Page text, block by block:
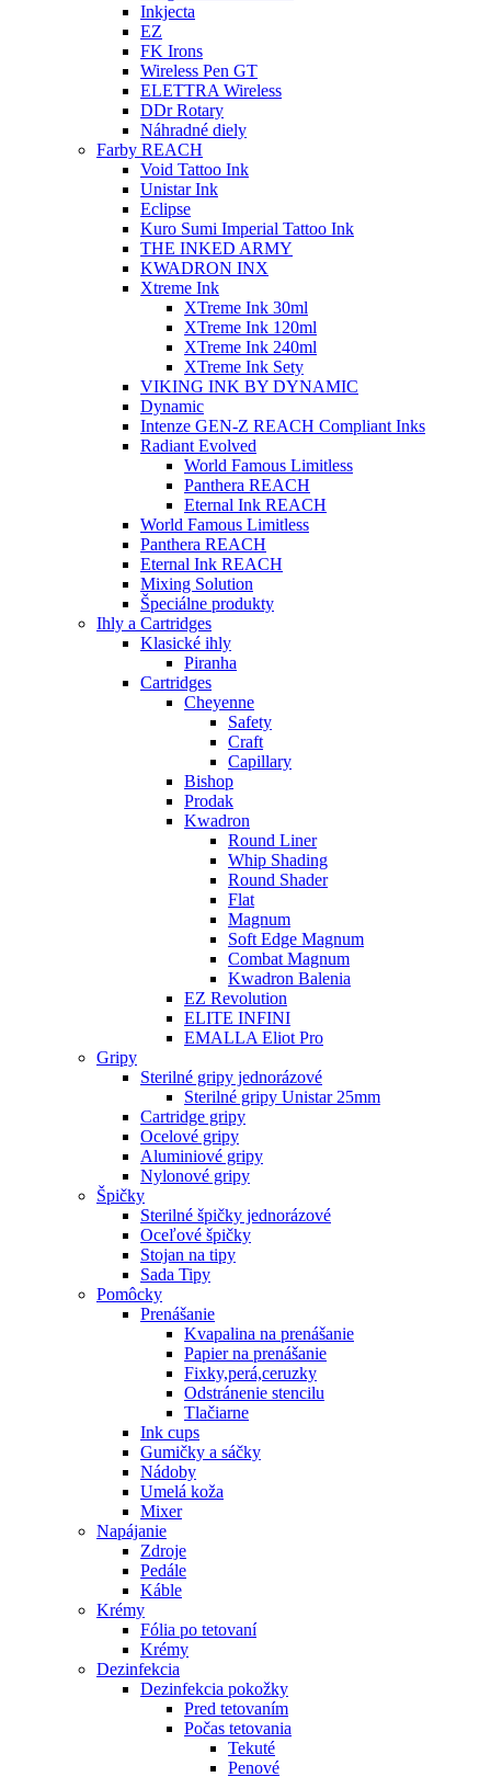
Inkjecta
EZ
FK Irons
Wireless Pen GT
ELETTRA Wireless
DDr Rotary
Náhradné diely
Farby REACH
Void Tattoo Ink
Unistar Ink
Eclipse
Kuro Sumi Imperial Tattoo Ink
THE INKED ARMY
KWADRON INX
Xtreme Ink
XTreme Ink 30ml
XTreme Ink 120ml
XTreme Ink 240ml
XTreme Ink Sety
VIKING INK BY DYNAMIC
Dynamic
Intenze GEN-Z REACH Compliant Inks
Radiant Evolved
World Famous Limitless
Panthera REACH
Eternal Ink REACH
World Famous Limitless
Panthera REACH
Eternal Ink REACH
Mixing Solution
Špeciálne produkty
Ihly a Cartridges
Klasické ihly
Piranha
Cartridges
Cheyenne
Safety
Craft
Capillary
Bishop
Prodak
Kwadron
Round Liner
Whip Shading
Round Shader
Flat
Magnum
Soft Edge Magnum
Combat Magnum
Kwadron Balenia
EZ Revolution
ELITE INFINI
EMALLA Eliot Pro
Gripy
Sterilné gripy jednorázové
Sterilné gripy Unistar 25mm
Cartridge gripy
Ocelové gripy
Aluminiové gripy
Nylonové gripy
Špičky
Sterilné špičky jednorázové
Oceľové špičky
Stojan na tipy
Sada Tipy
Pomôcky
Prenášanie
Kvapalina na prenášanie
Papier na prenášanie
Fixky,perá,ceruzky
Odstránenie stencilu
Tlačiarne
Ink cups
Gumičky a sáčky
Nádoby
Umelá koža
Mixer
Napájanie
Zdroje
Pedále
Káble
Krémy
Fólia po tetovaní
Krémy
Dezinfekcia
Dezinfekcia pokožky
Pred tetovaním
Počas tetovania
Tekuté
Penové